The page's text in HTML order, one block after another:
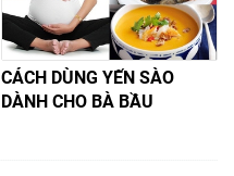
CÁCH DÙNG YẾN SÀO
DÀNH CHO BÀ BẦU